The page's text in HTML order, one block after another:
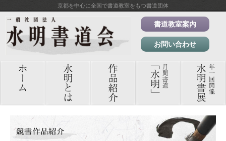
京都を中心に全国で書道教室をもつ書道団体
書道教室案内
お問い合わせ